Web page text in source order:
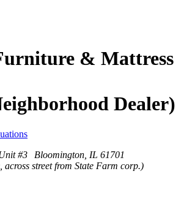
& Mattress
Dealer)
#3 Bloomington, IL 61701
across street from State Farm corp.)